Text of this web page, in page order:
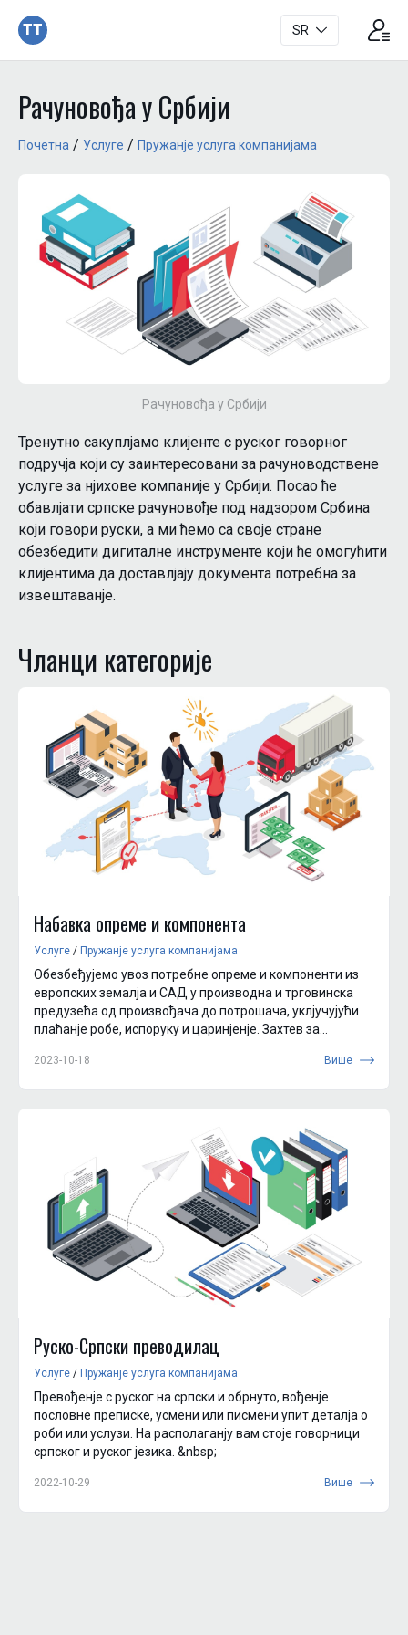
TT SR
Рачуновођа у Србији
Почетна / Услуге / Пружанjе услуга компанијама
Рачуновођа у Србији
Тренутно сакуплjамо клијенте с руског говорног
подручја који су заинтересовани за рачуноводствене
услуге за нjихове компаније у Србији. Посао ће
обавлjати српске рачуновође под надзором Србина
који говори руски, а ми ћемо са своје стране
обезбедити дигиталне инструменте који ће омогућити
клијентима да доставлjају документа потребна за
извештаванjе.
Чланци категориjе
Набавка опреме и компонента
Услуге / Пружанjе услуга компанијама
Обезбеђујемо увоз потребне опреме и компоненти из
европских земалjа и САД у производна и трговинска
предузећа од произвођача до потрошача, уклjучујући
плаћанjе робе, испоруку и царинjенjе. Захтев за
2023-10-18 Више
Руско-Српски преводилац
Услуге / Пружанjе услуга компанијама
Превођенjе с руског на српски и обрнуто, вођенjе
пословне преписке, усмени или писмени упит деталjа о
роби или услузи. На располаганjу вам стоје говорници
српског и руског језика. &nbsp;
2022-10-29 Више